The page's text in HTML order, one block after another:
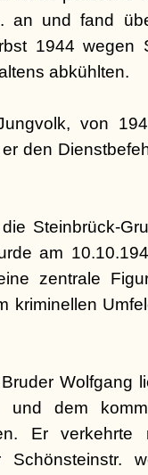
an und fand
1944 wegen
abkühlten.
von
den
Steinbrück-
am
zentrale
kriminellen
Wolfgang
dem
Er verkehrte